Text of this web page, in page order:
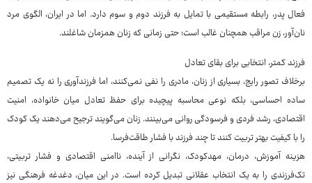
فعال پدر، رابطه مستقیمی با تمایل به فرزند دوم و سوم دارد. اما در ایران، الگوی مرد
نان‌آور، زن مراقب همچنان غالب است؛ حتی زمانی که زنان همزمان شاغلند.
فرزند کمتر، انتخابی برای بقای تعادل
برخلاف تصور رایج، بسیاری از زنان، مادری را نفی نمی‌کنند، اما فرزندآوری را نه یک تصمیم
ساده احساسی، بلکه نوعی محاسبه پیچیده برای حفظ تعادل میان خانواده، امنیت
اقتصادی، رشد فردی و فرسودگی روانی می‌بینند. زنان می‌گویند ترجیح می‌دهند یک کودک
را با کیفیت بهتر تربیت کنند تا چند فرزند با فشار طاقت‌فرسا.
هزینه آموزش، درمان، مهدکودک، نگرانی از آینده، ناامنی اقتصادی و فشار تربیتی،
تک‌فرزندی را به یک انتخاب عقلانی تبدیل کرده است. در این میان، دغدغه فرهنگی نیز